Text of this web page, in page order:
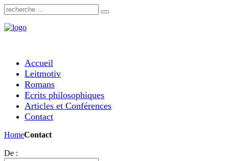
Accueil
Leitmotiv
Romans
Ecrits philosophiques
Articles et Conférences
Contact
HomeContact
De :